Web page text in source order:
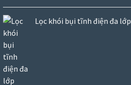
Lọc khói bụi tĩnh điện đa lớp